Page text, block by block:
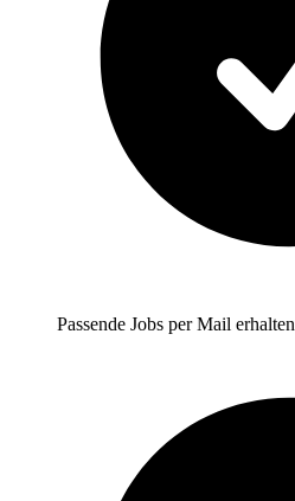
Passende Jobs per Mail erhalten